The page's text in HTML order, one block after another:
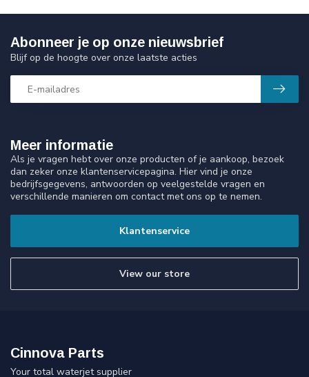
Meer informatie
Als je vragen hebt over onze producten of je aankoop, bezoek
dan zeker onze klantenservicepagina. Hier vind je onze
bedrijfsgegevens, antwoorden op veelgestelde vragen en
verschillende manieren om contact met ons op te nemen.
Klantenservice
View our store
Abonneer je op onze nieuwsbrief
Blijf op de hoogte over onze laatste acties
Cinnova Parts
Your total waterjet supplier